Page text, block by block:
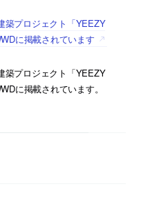
築プロジェクト「YEEZY
に掲載されています
築プロジェクト「YEEZY
に掲載されています。